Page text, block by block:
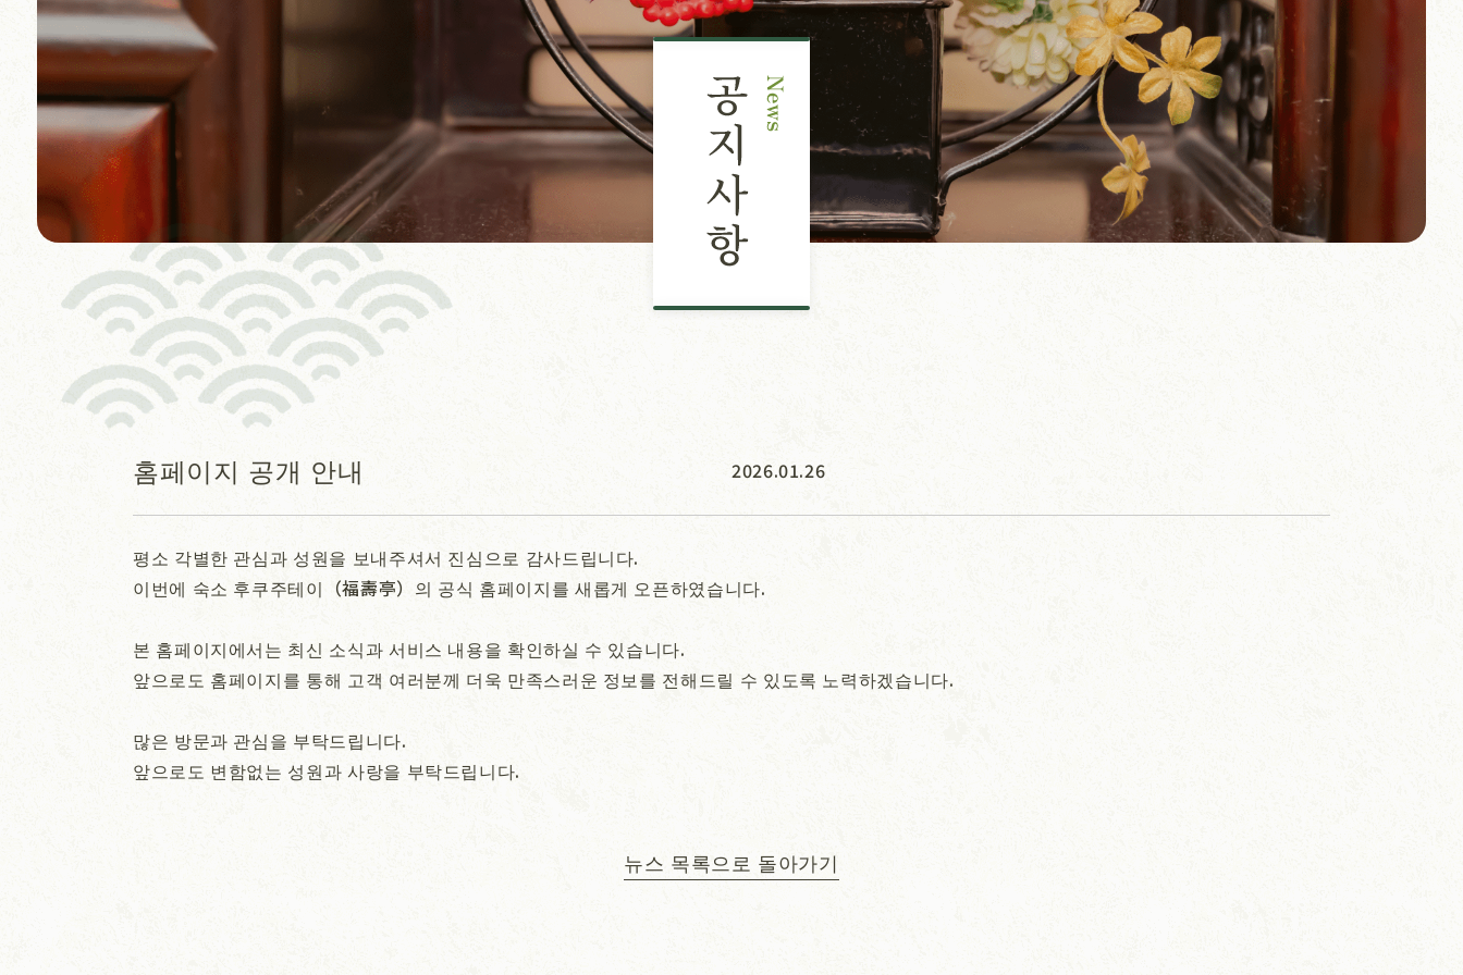
홈페이지 공개 안내 2026.01.26
평소 각별한 관심과 성원을 보내주셔서 진심으로 감사드립니다.
이번에 숙소 후쿠주테이（福壽亭）의 공식 홈페이지를 새롭게 오픈하였습니다.
본 홈페이지에서는 최신 소식과 서비스 내용을 확인하실 수 있습니다.
앞으로도 홈페이지를 통해 고객 여러분께 더욱 만족스러운 정보를 전해드릴 수 있도록 노력하겠습니다.
많은 방문과 관심을 부탁드립니다.
앞으로도 변함없는 성원과 사랑을 부탁드립니다.
뉴스 목록으로 돌아가기